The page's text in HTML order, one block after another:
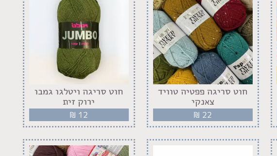
חוט סריגה פפטיה טוויד
צאנקי
₪ 22
חוט סריגה ויטלגו גמבו
ירוק זית
₪ 12